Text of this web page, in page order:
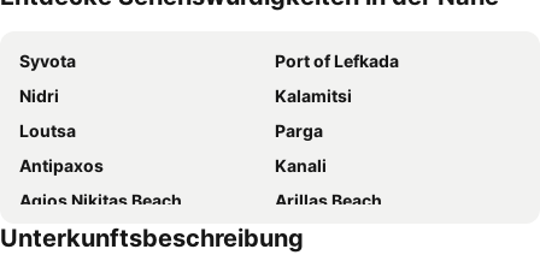
Syvota
Port of Lefkada
Nidri
Kalamitsi
Loutsa
Parga
Antipaxos
Kanali
Agios Nikitas Beach
Arillas Beach
Beach Ammoudia
Paxi
Unterkunftsbeschreibung